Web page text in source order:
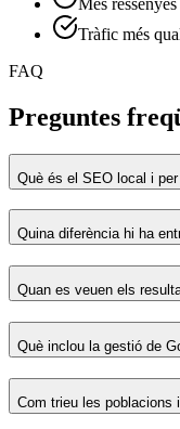
Tràfic més
FAQ
Preguntes
Què és el SEO local i
Quina diferència hi ha
Quan es veuen els
Què inclou la gestió de
Com trieu les poblacions